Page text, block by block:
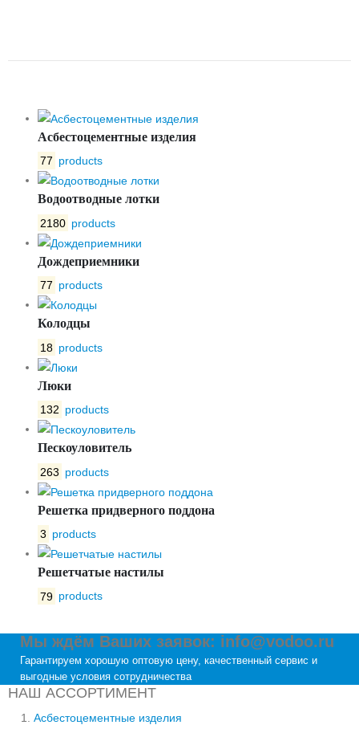
Асбестоцементные изделия
77 products
Водоотводные лотки
2180 products
Дождеприемники
77 products
Колодцы
18 products
Люки
132 products
Пескоуловитель
263 products
Решетка придверного поддона
3 products
Решетчатые настилы
79 products
Мы ждём Ваших заявок: info@vodoo.ru
Гарантируем хорошую оптовую цену, качественный сервис и
выгодные условия сотрудничества
НАШ АССОРТИМЕНТ
Асбестоцементные изделия